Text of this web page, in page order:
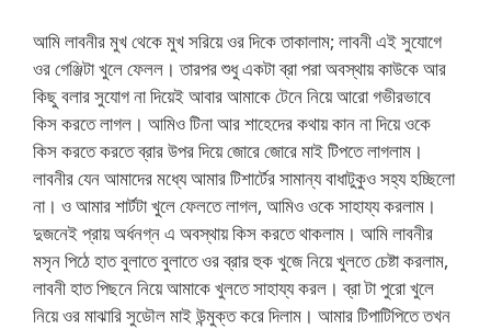
আমি লাবনীর মুখ থেকে মুখ সরিয়ে ওর দিকে তাকালাম; লাবনী এই সুযোগে
ওর গেঞ্জিটা খুলে ফেলল। তারপর শুধু একটা ব্রা পরা অবস্থায় কাউকে আর
কিছু বলার সুযোগ না দিয়েই আবার আমাকে টেনে নিয়ে আরো গভীরভাবে
কিস করতে লাগল। আমিও টিনা আর শাহেদের কথায় কান না দিয়ে ওকে
কিস করতে করতে ব্রার উপর দিয়ে জোরে জোরে মাই টিপতে লাগলাম।
লাবনীর যেন আমাদের মধ্যে আমার টিশার্টের সামান্য বাধাটুকুও সহ্য হচ্ছিলো
না। ও আমার শার্টটা খুলে ফেলতে লাগল, আমিও ওকে সাহায্য করলাম।
দুজনেই প্রায় অর্ধনগ্ন এ অবস্থায় কিস করতে থাকলাম। আমি লাবনীর
মসৃন পিঠে হাত বুলাতে বুলাতে ওর ব্রার হুক খুজে নিয়ে খুলতে চেষ্টা করলাম,
লাবনী হাত পিছনে নিয়ে আমাকে খুলতে সাহায্য করল। ব্রা টা পুরো খুলে
নিয়ে ওর মাঝারি সুডৌল মাই উন্মুক্ত করে দিলাম। আমার টিপাটিপিতে তখন